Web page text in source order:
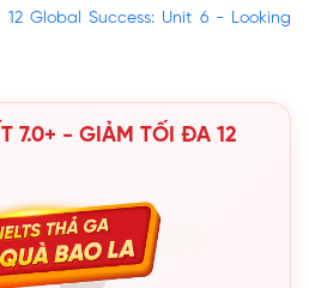
Global Success: Unit 6 - Looking
7.0+ - GIẢM TỐI ĐA 12